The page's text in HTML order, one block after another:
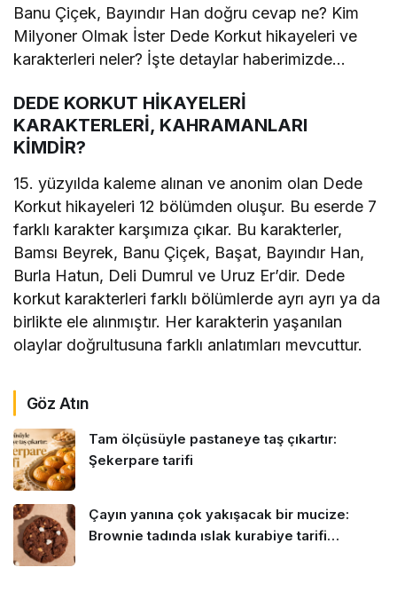
Banu Çiçek, Bayındır Han doğru cevap ne? Kim
Milyoner Olmak İster Dede Korkut hikayeleri ve
karakterleri neler? İşte detaylar haberimizde…
DEDE KORKUT HİKAYELERİ
KARAKTERLERİ, KAHRAMANLARI
KİMDİR?
15. yüzyılda kaleme alınan ve anonim olan Dede
Korkut hikayeleri 12 bölümden oluşur. Bu eserde 7
farklı karakter karşımıza çıkar. Bu karakterler,
Bamsı Beyrek, Banu Çiçek, Başat, Bayındır Han,
Burla Hatun, Deli Dumrul ve Uruz Er’dir. Dede
korkut karakterleri farklı bölümlerde ayrı ayrı ya da
birlikte ele alınmıştır. Her karakterin yaşanılan
olaylar doğrultusuna farklı anlatımları mevcuttur.
Göz Atın
Tam ölçüsüyle pastaneye taş çıkartır:
Şekerpare tarifi
Çayın yanına çok yakışacak bir mucize:
Brownie tadında ıslak kurabiye tarifi…